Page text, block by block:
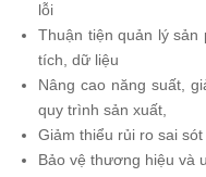
lỗi
Thuận tiện quản lý sản
tích, dữ liệu
Nâng cao năng suất,
quy trình sản xuất,
Giảm thiểu rủi ro sai
Bảo vệ thương hiệu và